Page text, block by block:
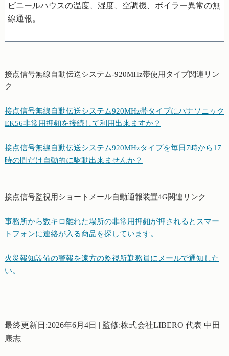
ビニールハウスの温度、湿度、空調機、ボイラー異常の無
線通報。
接点信号無線自動伝送システム-920MHz帯使用タイプ関連リン
ク
接点信号無線自動伝送システム920MHz帯タイプにパナソニック
EK56非常用押釦を接続して利用出来ますか？
接点信号無線自動伝送システム920MHzタイプを毎日7時から17
時の間だけ自動的に駆動出来ませんか？
接点信号監視用ショートメール自動通報装置4G関連リンク
事務所から数キロ離れた場所の非常用押釦が押されるとスマー
トフォンに連絡が入る商品を探しています。
火災報知設備の警報を遠方の監視所勤務員にメールで通知した
い。
最終更新日:2026年6月4日 | 監修:株式会社LIBERO 代表 中田
康志